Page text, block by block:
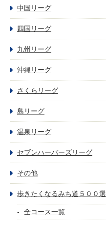
中国リーグ
四国リーグ
九州リーグ
沖縄リーグ
さくらリーグ
島リーグ
温泉リーグ
セブンハーバーズリーグ
その他
歩きたくなるみち道５００選
全コース一覧